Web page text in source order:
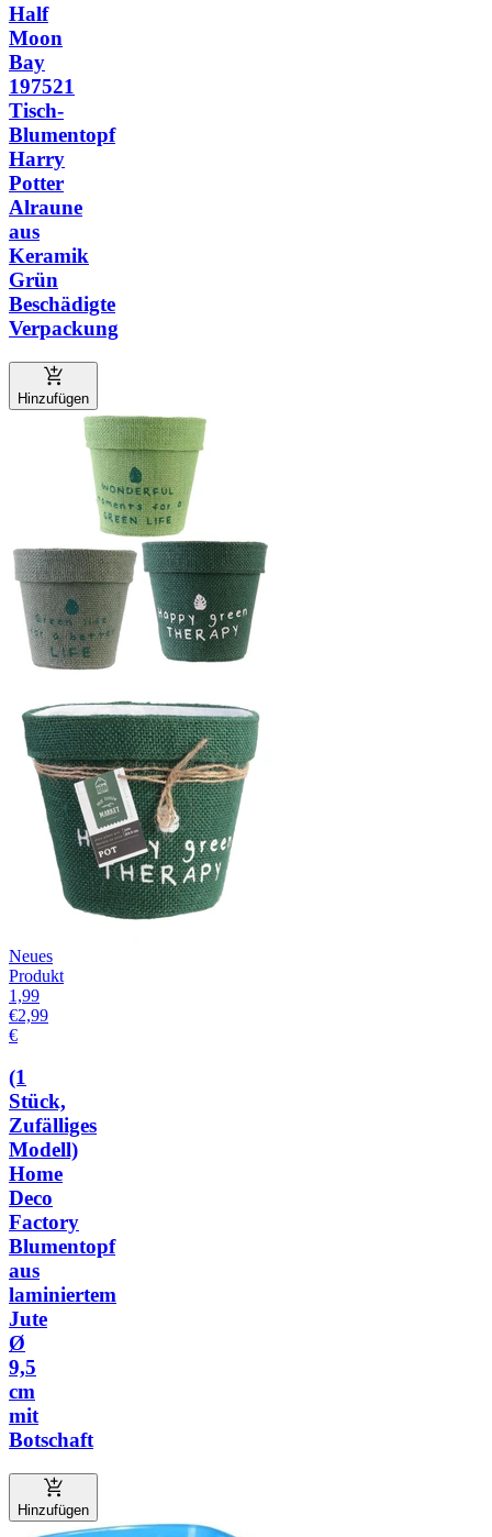
Half
Moon
Bay
197521
Tisch-
Blumentopf
Harry
Potter
Alraune
aus
Keramik
Grün
Beschädigte
Verpackung
Hinzufügen
Neues
Produkt
1,99
€2,99
€
(1
Stück,
Zufälliges
Modell)
Home
Deco
Factory
Blumentopf
aus
laminiertem
Jute
Ø
9,5
cm
mit
Botschaft
Hinzufügen